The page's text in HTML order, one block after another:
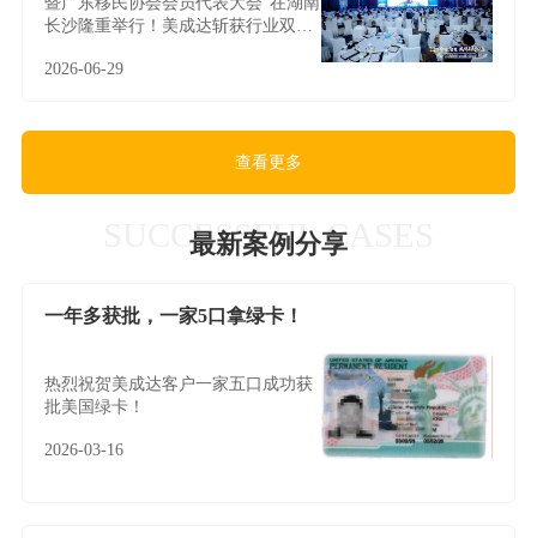
长沙隆重举行！美成达斩获行业双料
2026-06-29
查看更多
SUCCESSFUL CASES
最新案例分享
一年多获批，一家5口拿绿卡！
热烈祝贺美成达客户一家五口成功获
批美国绿卡！
2026-03-16